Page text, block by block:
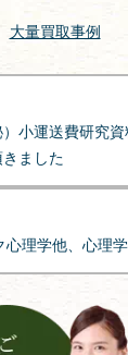
大量買取事例
小運送費研究
ました
心理学他、心理